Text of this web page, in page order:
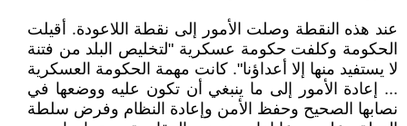
عند هذه النقطة وصلت الأمور إلى نقطة اللاعودة. أقيلت
الحكومة وكلفت حكومة عسكرية "لتخليص البلد من فتنة
لا يستفيد منها إلا أعداؤنا". كانت مهمة الحكومة العسكرية
... إعادة الأمور إلى ما ينبغي أن تكون عليه ووضعها في
نصابها الصحيح وحفظ الأمن وإعادة النظام وفرض سلطة